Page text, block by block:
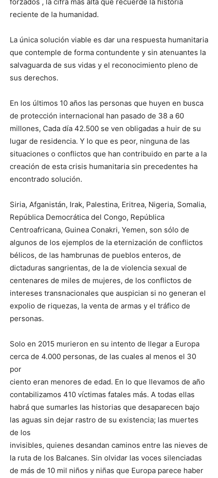
forzados , la cifra más alta que recuerde la historia
reciente de la humanidad.
La única solución viable es dar una respuesta humanitaria
que contemple de forma contundente y sin atenuantes la
salvaguarda de sus vidas y el reconocimiento pleno de
sus derechos.
En los últimos 10 años las personas que huyen en busca
de protección internacional han pasado de 38 a 60
millones, Cada día 42.500 se ven obligadas a huir de su
lugar de residencia. Y lo que es peor, ninguna de las
situaciones o conflictos que han contribuido en parte a la
creación de esta crisis humanitaria sin precedentes ha
encontrado solución.
Siria, Afganistán, Irak, Palestina, Eritrea, Nigeria, Somalia,
República Democrática del Congo, República
Centroafricana, Guinea Conakri, Yemen, son sólo de
algunos de los ejemplos de la eternización de conflictos
bélicos, de las hambrunas de pueblos enteros, de
dictaduras sangrientas, de la de violencia sexual de
centenares de miles de mujeres, de los conflictos de
intereses transnacionales que auspician si no generan el
expolio de riquezas, la venta de armas y el tráfico de
personas.
Solo en 2015 murieron en su intento de llegar a Europa
cerca de 4.000 personas, de las cuales al menos el 30
por
ciento eran menores de edad. En lo que llevamos de año
contabilizamos 410 víctimas fatales más. A todas ellas
habrá que sumarles las historias que desaparecen bajo
las aguas sin dejar rastro de su existencia; las muertes
de los
invisibles, quienes desandan caminos entre las nieves de
la ruta de los Balcanes. Sin olvidar las voces silenciadas
de más de 10 mil niños y niñas que Europa parece haber